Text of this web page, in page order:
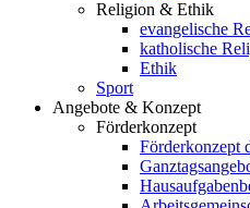
Religion & Ethik
evangelische
katholische
Ethik
Sport
Angebote & Konzept
Förderkonzept
Förderkonzept